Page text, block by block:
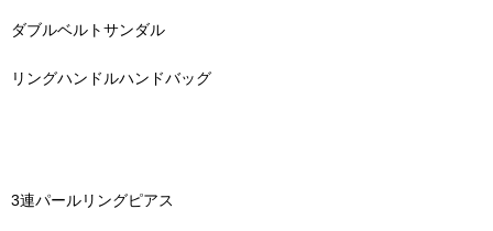
ダブルベルトサンダル
リングハンドルハンドバッグ
3連パールリングピアス